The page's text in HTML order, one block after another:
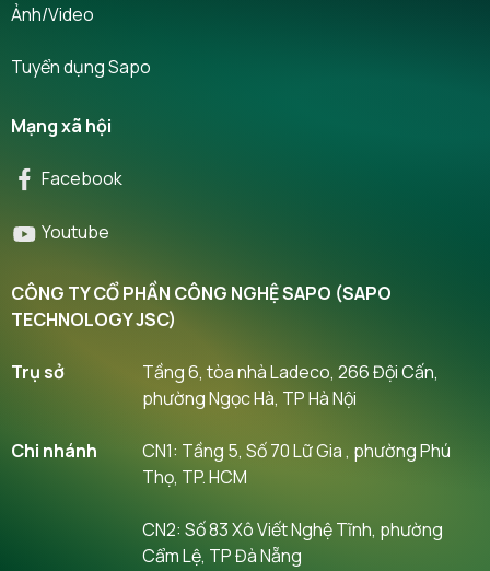
Ảnh/Video
Tuyển dụng Sapo
Mạng xã hội
Facebook
Youtube
CÔNG TY CỔ PHẦN CÔNG NGHỆ SAPO (SAPO
TECHNOLOGY JSC)
Trụ sở
Tầng 6, tòa nhà Ladeco, 266 Đội Cấn,
phường Ngọc Hà, TP Hà Nội
Chi nhánh
CN1: Tầng 5, Số 70 Lữ Gia , phường Phú
Thọ, TP. HCM
CN2: Số 83 Xô Viết Nghệ Tĩnh, phường
Cẩm Lệ, TP Đà Nẵng